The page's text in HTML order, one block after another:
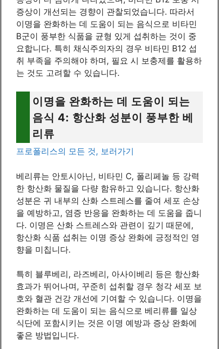
증상이 개선되는 경향이 관찰되었습니다. 따라서
이명을 완화하는 데 도움이 되는 음식으로 비타민
B군이 풍부한 식품을 균형 있게 섭취하는 것이 중
요합니다. 특히 채식주의자의 경우 비타민 B12 섭
취 부족을 주의해야 하며, 필요 시 보충제를 활용하
는 것도 고려할 수 있습니다.
이명을 완화하는 데 도움이 되는
음식 4: 항산화 성분이 풍부한 베
리류
프로폴리스의 모든 것, 보러가기
베리류는 안토시아닌, 비타민 C, 폴리페놀 등 강력
한 항산화 물질을 다량 함유하고 있습니다. 항산화
성분은 귀 내부의 산화 스트레스를 줄여 세포 손상
을 예방하고, 염증 반응을 완화하는 데 도움을 줍니
다. 이명은 산화 스트레스와 관련이 깊기 때문에,
항산화 식품 섭취는 이명 증상 완화에 긍정적인 영
향을 미칩니다.
특히 블루베리, 라즈베리, 아사이베리 등은 항산화
효과가 뛰어나며, 꾸준히 섭취할 경우 청각 세포 보
호와 혈관 건강 개선에 기여할 수 있습니다. 이명을
완화하는 데 도움이 되는 음식으로 베리류를 일상
식단에 포함시키는 것은 이명 예방과 증상 완화에
좋은 방법입니다.